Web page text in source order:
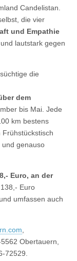
Candelistan.
die vier
und Empathie
lautstark gegen
die
dem
bis Mai. Jede
km bestens
Frühstückstisch
und genauso
Euro, an der
138,- Euro
umfassen auch
Obertauern,
72529.